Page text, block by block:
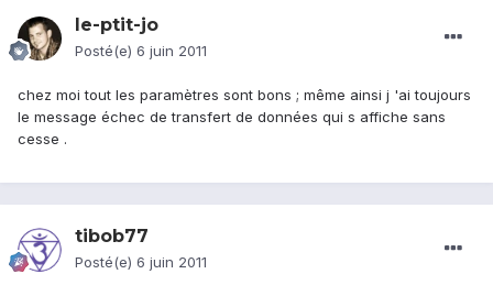
le-ptit-jo
Posté(e) 6 juin 2011
chez moi tout les paramètres sont bons ; même ainsi j 'ai toujours
le message échec de transfert de données qui s affiche sans
cesse .
tibob77
Posté(e) 6 juin 2011